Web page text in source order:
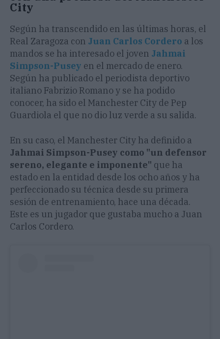
City
Según ha transcendido en las últimas horas, el
Real Zaragoza con Juan Carlos Cordero a los
mandos se ha interesado el joven Jahmai
Simpson-Pusey en el mercado de enero.
Según ha publicado el periodista deportivo
italiano Fabrizio Romano y se ha podido
conocer, ha sido el Manchester City de Pep
Guardiola el que no dio luz verde a su salida.
En su caso, el Manchester City ha definido a
Jahmai Simpson-Pusey como "un defensor
sereno, elegante e imponente" que ha
estado en la entidad desde los ocho años y ha
perfeccionado su técnica desde su primera
sesión de entrenamiento, hace una década.
Este es un jugador que gustaba mucho a Juan
Carlos Cordero.